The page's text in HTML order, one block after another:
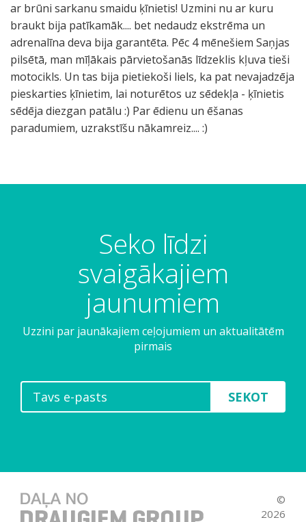
ar brūni sarkanu smaidu ķīnietis! Uzmini nu ar kuru
braukt bija patīkamāk.... bet nedaudz ekstrēma un
adrenalīna deva bija garantēta. Pēc 4 mēnešiem Saņjas
pilsētā, man mīļākais pārvietošanās līdzeklis kļuva tieši
motocikls. Un tas bija pietiekoši liels, ka pat nevajadzēja
pieskarties ķīnietim, lai noturētos uz sēdekļa - ķīnietis
sēdēja diezgan patālu :) Par ēdienu un ēšanas
paradumiem, uzrakstīšu nākamreiz.... :)
Seko līdzi
svaigākajiem
jaunumiem
Uzzini par jaunākajiem ceļojumiem un aktualitātēm
pirmais
SEKOT
©
2026